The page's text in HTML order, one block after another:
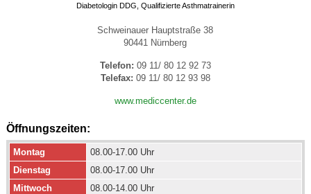
Diabetologin DDG, Qualifizierte Asthmatrainerin
Schweinauer Hauptstraße 38
90441 Nürnberg
Telefon: 09 11/ 80 12 92 73
Telefax: 09 11/ 80 12 93 98
www.mediccenter.de
Öffnungszeiten:
Montag
08.00-17.00 Uhr
Dienstag
08.00-17.00 Uhr
Mittwoch
08.00-14.00 Uhr